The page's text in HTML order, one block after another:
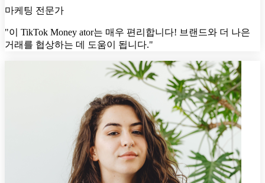
마케팅 전문가
"이 TikTok Money ator는 매우 편리합니다! 브랜드와 더 나은
거래를 협상하는 데 도움이 됩니다."